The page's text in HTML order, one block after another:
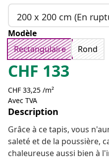
200 x 200 cm (En
Modèle
Rectangulaire
Rond
CHF 133
CHF 33,25 /m²
Avec TVA
Description
Grâce à ce tapis, vous
saleté et de la poussière,
chaleureuse aussi bien à